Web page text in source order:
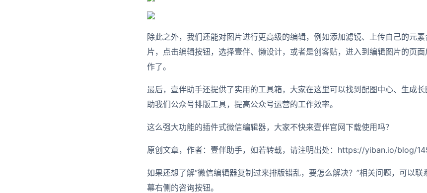
除此之外，我们还能对图片进行更高级的编辑，例如添加滤镜、上传自己的元
片，点击编辑按钮，选择壹伴、懒设计，或者是创客贴，进入到编辑图片的页
作了。
最后，壹伴助手还提供了实用的工具箱，大家在这里可以找到配图中心、生成
助我们公众号排版工具，提高公众号运营的工作效率。
这么强大功能的插件式微信编辑器，大家不快来壹伴官网下载使用吗？
原创文章，作者：壹伴助手，如若转载，请注明出处：https://yiban.io/blog/
如果还想了解“微信编辑器复制过来排版错乱，要怎么解决？”相关问题，可以
幕右侧的咨询按钮。